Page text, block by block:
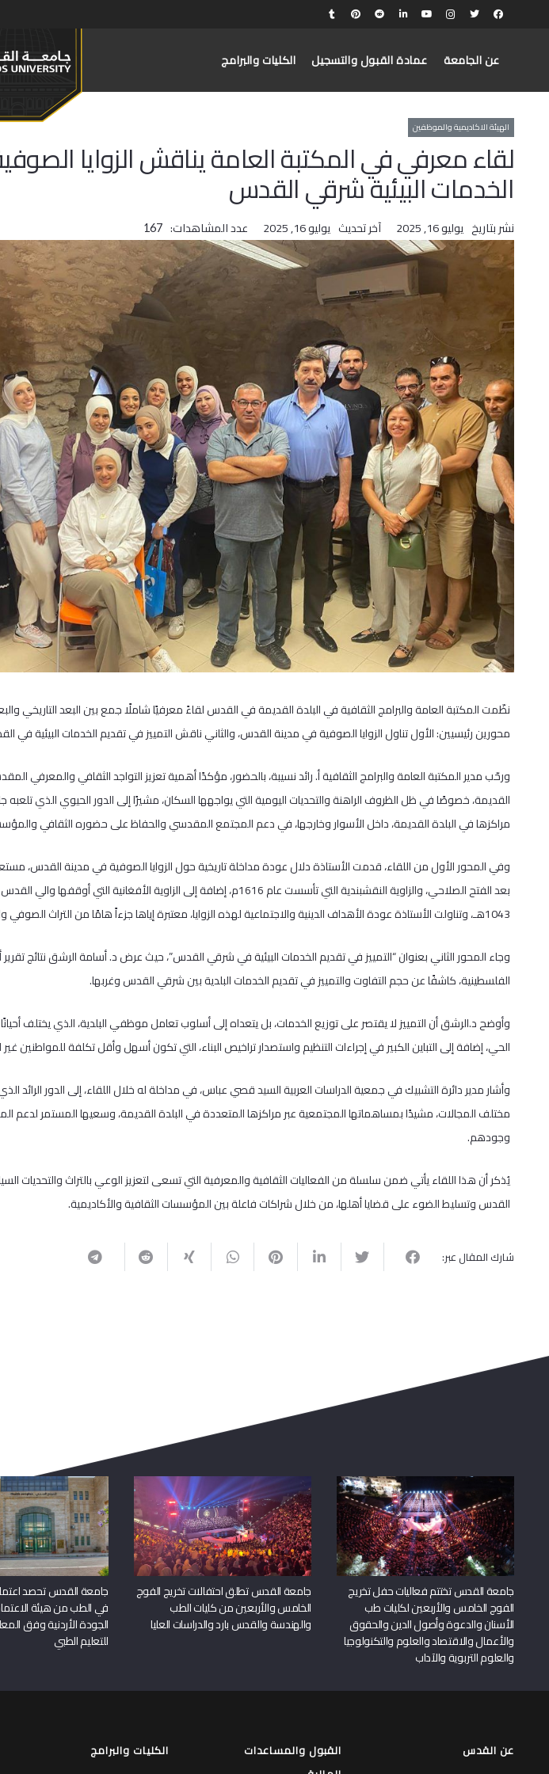
عن الجامعة عمادة القبول والتسجيل الكليات والبرامج
الهيئة الاكاديمية والموظفين
لقاء معرفي في المكتبة العامة يناقش الزوايا
الخدمات البيئية شرقي القدس
نشر بتاريخ يوليو 16, 2025 آخر تحديث يوليو 16, 2025 عدد المشاهدات: 167
نظّمت المكتبة العامة والبرامج الثقافية في البلدة القديمة في القدس لقاءً معرفيًا شاملًا جمع بين البعد التاريخي
محورين رئيسيين: الأول تناول الزوايا الصوفية في مدينة القدس، والثاني ناقش التمييز في تقديم الخدمات البيئية في
ورحّب مدير المكتبة العامة والبرامج الثقافية أ. رائد نسيبة، بالحضور، مؤكدًا أهمية تعزيز التواجد الثقافي والمعرفي
القديمة، خصوصًا في ظل الظروف الراهنة والتحديات اليومية التي يواجهها السكان، مشيرًا إلى الدور الحيوي الذي
مراكزها في البلدة القديمة، داخل الأسوار وخارجها، في دعم المجتمع المقدسي والحفاظ على حضوره الثقافي
وفي المحور الأول من اللقاء، قدمت الأستاذة دلال عودة مداخلة تاريخية حول الزوايا الصوفية في مدينة القدس،
بعد الفتح الصلاحي، والزاوية النقشبندية التي تأسست عام 1616م، إضافة إلى الزاوية الأفغانية
1043هـ، وتناولت الأستاذة عودة الأهداف الدينية والاجتماعية لهذه الزوايا، معتبرة إياها جزءاً هامًا من التراث الصوفي والذاكرة التاريخية للمدينة.
وجاء المحور الثاني بعنوان “التمييز في تقديم الخدمات البيئية في شرقي القدس”، حيث عرض د. أسامة الرشق نتائج تقرير
الفلسطينية، كاشفًا عن حجم التفاوت والتمييز في تقديم الخدمات البلدية بين شرقي القدس وغربها.
وأوضح د.الرشق أن التمييز لا يقتصر على توزيع الخدمات، بل يتعداه إلى أسلوب تعامل موظفي البلدية، الذي يختلف
الحي، إضافة إلى التباين الكبير في إجراءات التنظيم واستصدار تراخيص البناء، التي تكون أسهل وأقل تكلفة للمواطنين
وأشار مدير دائرة التشبيك في جمعية الدراسات العربية السيد قصي عباس، في مداخلة له خلال اللقاء، إلى الدور
مختلف المجالات، مشيدًا بمساهماتها المجتمعية عبر مراكزها المتعددة في البلدة القديمة، وسعيها المستمر لدعم
وجودهم.
يُذكر أن هذا اللقاء يأتي ضمن سلسلة من الفعاليات الثقافية والمعرفية التي تسعى لتعزيز الوعي بالتراث والتحديات
القدس وتسليط الضوء على قضايا أهلها، من خلال شراكات فاعلة بين المؤسسات الثقافية والأكاديمية.
شارك المقال عبر:
جامعة القدس تختتم فعاليات حفل تخريج
الفوج الخامس والأربعين لكليات طب
الأسنان والدعوة وأصول الدين والحقوق
والأعمال والاقتصاد والعلوم والتكنولوجيا
والعلوم التربوية والآداب
جامعة القدس تطلق احتفالات تخريج الفوج
الخامس والأربعين من كليات الطب
والهندسة والقدس بارد والدراسات العليا
جامعة القدس تحصد
في الطب من هيئة
الجودة الأردنية وفق
للتعليم الطبي
عن القدس
القبول والمساعدات
الكليات والبرامج